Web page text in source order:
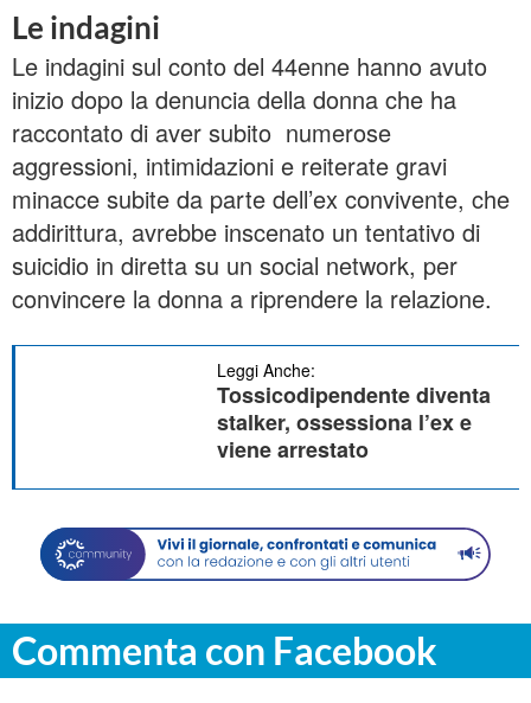
Le indagini
Le indagini sul conto del 44enne hanno avuto
inizio dopo la denuncia della donna che ha
raccontato di aver subito numerose
aggressioni, intimidazioni e reiterate gravi
minacce subite da parte dell’ex convivente, che
addirittura, avrebbe inscenato un tentativo di
suicidio in diretta su un social network, per
convincere la donna a riprendere la relazione.
Leggi Anche:
Tossicodipendente diventa
stalker, ossessiona l’ex e
viene arrestato
Commenta con Facebook